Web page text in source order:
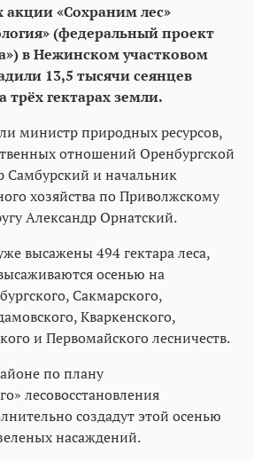
акции «Сохраним лес»
(федеральный проект
в Нежинском участковом
13,5 тысячи сеянцев
трёх гектарах земли.
министр природных ресурсов,
отношений Оренбургской
Самбурский и начальник
хозяйства по Приволжскому
Александр Орнатский.
высажены 494 гектара леса,
осенью на
Сакмарского,
Кваркенского,
и Первомайского лесничеств.
по плану
лесовосстановления
создадут этой осенью
насаждений.